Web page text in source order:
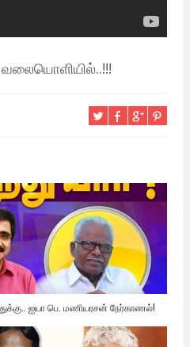
ஐயா பெ. மணியரசன் நேர்காணல்!